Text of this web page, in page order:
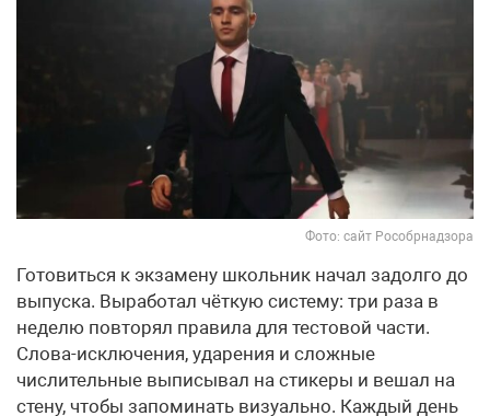
Фото: сайт Рособрнадзора
Готовиться к экзамену школьник начал задолго до
выпуска. Выработал чёткую систему: три раза в
неделю повторял правила для тестовой части.
Слова-исключения, ударения и сложные
числительные выписывал на стикеры и вешал на
стену, чтобы запоминать визуально. Каждый день